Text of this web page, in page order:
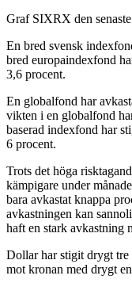
Graf SIXRX den
En bred svensk
bred europaindexfond
3,6 procent.
En globalfond har
vikten i en globalfond
baserad indexfond har
6 procent.
Trots det höga
kämpigare under
bara avkastat knappa
avkastningen kan
haft en stark avkastning
Dollar har stigit drygt tre
mot kronan med drygt